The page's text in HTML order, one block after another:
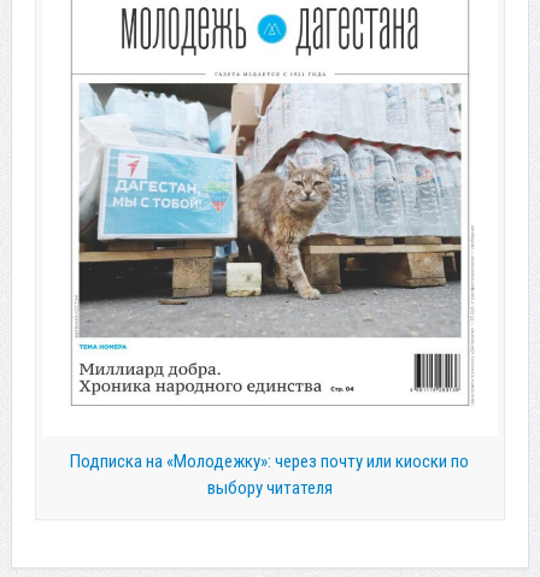
Подписка на «Молодежку»: через почту или киоски по
выбору читателя